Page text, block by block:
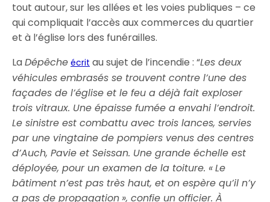
tout autour, sur les allées et les voies publiques – ce
qui compliquait l’accès aux commerces du quartier
et à l’église lors des funérailles.
LaDépêche écrit au sujet de l’incendie : “Les deux
véhicules embrasés se trouvent contre l’une des
façades de l’église et le feu a déjà fait exploser
trois vitraux. Une épaisse fumée a envahi l’endroit.
Le sinistre est combattu avec trois lances, servies
par une vingtaine de pompiers venus des centres
d’Auch, Pavie et Seissan. Une grande échelle est
déployée, pour un examen de la toiture. « Le
bâtiment n’est pas très haut, et on espère qu’il n’y
a pas de propagation », confie un officier. À